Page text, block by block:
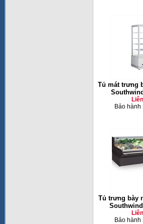
Tủ mát trưng
Bảo hành
Tủ trưng bày
Southwind
Bảo hành